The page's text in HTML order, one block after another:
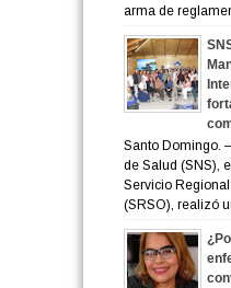
arma de
Santo Domingo.
de Salud (SNS),
Servicio
(SRSO), realizó